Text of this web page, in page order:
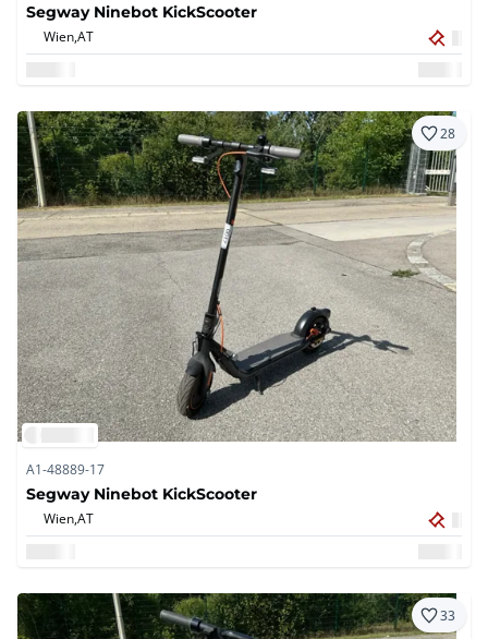
Segway Ninebot KickScooter
Wien,AT
28
A1-48889-17
Segway Ninebot KickScooter
Wien,AT
33